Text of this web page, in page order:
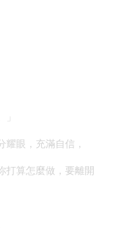
眼，充滿自信，
打算怎麼做，要離開